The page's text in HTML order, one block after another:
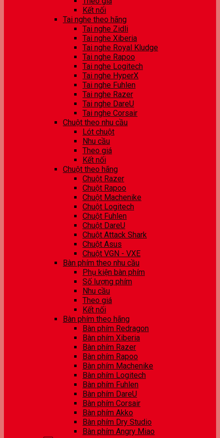
Kết nối
Tai nghe theo hãng
Tai nghe Zidli
Tai nghe Xiberia
Tai nghe Royal Kludge
Tai nghe Rapoo
Tai nghe Logitech
Tai nghe HyperX
Tai nghe Fuhlen
Tai nghe Razer
Tai nghe DareU
Tai nghe Corsair
Chuột theo nhu cầu
Lót chuột
Nhu cầu
Theo giá
Kết nối
Chuột theo hãng
Chuột Razer
Chuột Rapoo
Chuột Machenike
Chuột Logitech
Chuột Fuhlen
Chuột DareU
Chuột Attack Shark
Chuột Asus
Chuột VGN - VXE
Bàn phím theo nhu cầu
Phụ kiện bàn phím
Số lượng phím
Nhu cầu
Theo giá
Kết nối
Bàn phím theo hãng
Bàn phím Redragon
Bàn phím Xiberia
Bàn phím Razer
Bàn phím Rapoo
Bàn phím Machenike
Bàn phím Logitech
Bàn phím Fuhlen
Bàn phím DareU
Bàn phím Corsair
Bàn phím Akko
Bàn phím Dry Studio
Bàn phím Angry Miao